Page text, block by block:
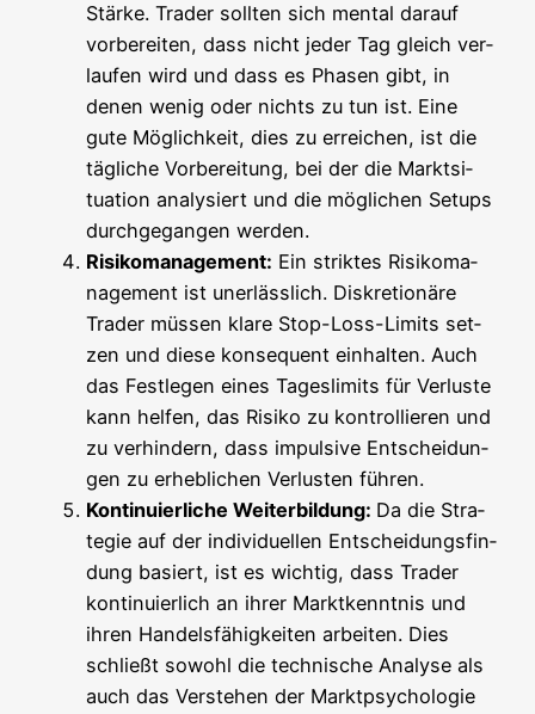
Stär­ke. Trader soll­ten sich men­tal dar­auf
vor­be­rei­ten, dass nicht jeder Tag gleich ver­
lau­fen wird und dass es Pha­sen gibt, in
denen wenig oder nichts zu tun ist. Eine
gute Mög­lich­keit, dies zu errei­chen, ist die
täg­li­che Vor­be­rei­tung, bei der die Markt­si­
tua­ti­on ana­ly­siert und die mög­li­chen Set­ups
durch­ge­gan­gen werden.
Risi­ko­ma­nage­ment: Ein strik­tes Risi­ko­ma­
nage­ment ist uner­läss­lich. Dis­kre­tio­nä­re
Trader müs­sen kla­re Stop-Loss-Limits set­
zen und die­se kon­se­quent ein­hal­ten. Auch
das Fest­le­gen eines Tages­li­mits für Ver­lus­te
kann hel­fen, das Risi­ko zu kon­trol­lie­ren und
zu ver­hin­dern, dass impul­si­ve Ent­schei­dun­
gen zu erheb­li­chen Ver­lus­ten führen.
Kon­ti­nu­ier­li­che Wei­ter­bil­dung: Da die Stra­
te­gie auf der indi­vi­du­el­len Ent­schei­dungs­fin­
dung basiert, ist es wich­tig, dass Trader
kon­ti­nu­ier­lich an ihrer Markt­kennt­nis und
ihren Han­dels­fä­hig­kei­ten arbei­ten. Dies
schließt sowohl die tech­ni­sche Ana­ly­se als
auch das Ver­ste­hen der Markt­psy­cho­lo­gie